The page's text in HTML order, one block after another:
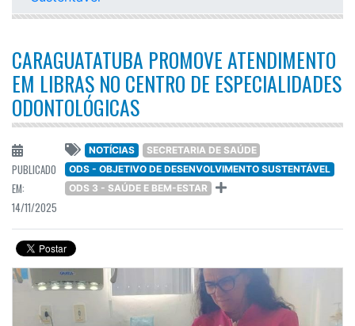
CARAGUATATUBA PROMOVE ATENDIMENTO
EM LIBRAS NO CENTRO DE ESPECIALIDADES
ODONTOLÓGICAS
PUBLICADO
EM:
14/11/2025
NOTÍCIAS
SECRETARIA DE SAÚDE
ODS - OBJETIVO DE DESENVOLVIMENTO SUSTENTÁVEL
ODS 3 - SAÚDE E BEM-ESTAR